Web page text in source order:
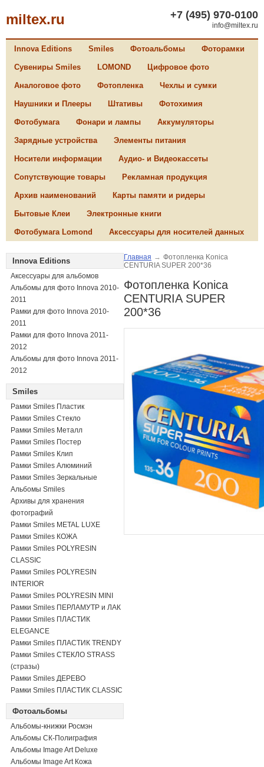
miltex.ru +7 (495) 970-0100
info@miltex.ru
Innova Editions Smiles Фотоальбомы Фоторамки
Сувениры Smiles LOMOND Цифровое фото
Аналоговое фото Фотопленка Чехлы и сумки
Наушники и Плееры Штативы Фотохимия
Фотобумага Фонари и лампы Аккумуляторы
Зарядные устройства Элементы питания
Носители информации Аудио- и Видеокассеты
Сопутствующие товары Рекламная продукция
Архив наименований Карты памяти и ридеры
Бытовые Клеи Электронные книги
Фотобумага Lomond Аксессуары для носителей данных
Innova Editions
Аксессуары для альбомов
Альбомы для фото Innova 2010-
2011
Рамки для фото Innova 2010-
2011
Рамки для фото Innova 2011-
2012
Альбомы для фото Innova 2011-
2012
Smiles
Рамки Smiles Пластик
Рамки Smiles Стекло
Рамки Smiles Металл
Рамки Smiles Постер
Рамки Smiles Клип
Рамки Smiles Алюминий
Рамки Smiles Зеркальные
Альбомы Smiles
Архивы для хранения
фотографий
Рамки Smiles METAL LUXE
Рамки Smiles КОЖА
Рамки Smiles POLYRESIN
CLASSIC
Рамки Smiles POLYRESIN
INTERIOR
Рамки Smiles POLYRESIN MINI
Рамки Smiles ПЕРЛАМУТР и ЛАК
Рамки Smiles ПЛАСТИК
ELEGANCE
Рамки Smiles ПЛАСТИК TRENDY
Рамки Smiles СТЕКЛО STRASS
(стразы)
Рамки Smiles ДЕРЕВО
Рамки Smiles ПЛАСТИК CLASSIC
Фотоальбомы
Альбомы-книжки Росмэн
Альбомы СК-Полиграфия
Альбомы Image Art Deluxe
Альбомы Image Art Кожа
Главная → Фотопленка Konica
CENTURIA SUPER 200*36
Фотопленка Konica
CENTURIA SUPER
200*36